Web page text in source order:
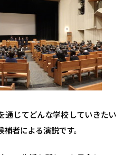
通じてどんな学校していきたい
者による演説です。